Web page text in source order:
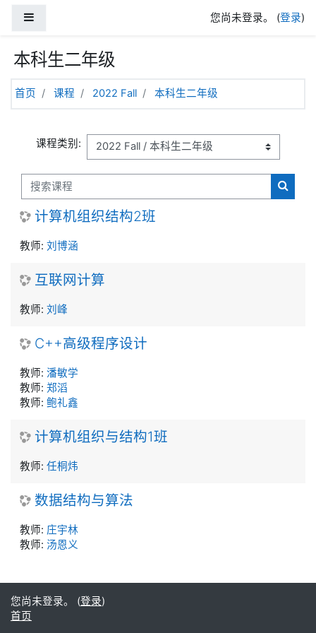
您尚未登录。 (登录)
本科生二年级
首页 课程 2022 Fall 本科生二年级
课程类别:
搜索课程
搜索课
计算机组织结构2班
教师: 刘博涵
互联网计算
教师: 刘峰
C++高级程序设计
教师: 潘敏学
教师: 郑滔
教师: 鲍礼鑫
计算机组织与结构1班
教师: 任桐炜
数据结构与算法
教师: 庄宇林
教师: 汤恩义
您尚未登录。 (登录)
首页